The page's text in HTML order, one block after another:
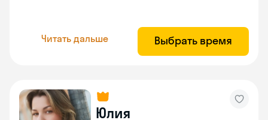
Читать дальше Выбрать время
Юлия